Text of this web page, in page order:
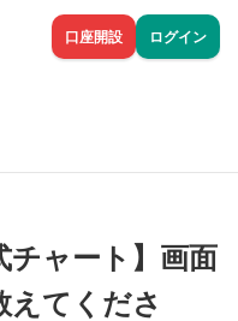
口座開設 ログイン
チャート】画面
えてくださ